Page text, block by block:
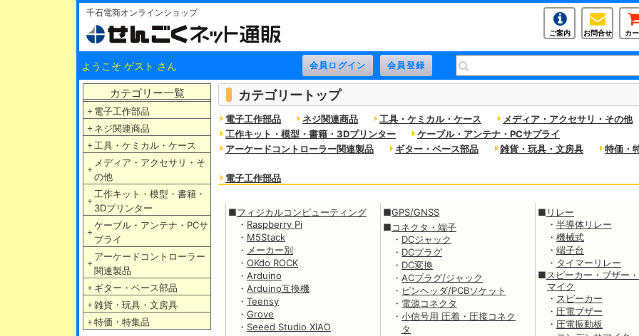
千石電商オンラインショップ
ご案内 お問合せ カ
ようこそ ゲスト さん
カテゴリー一覧
＋ 電子工作部品
＋ ネジ関連商品
＋ 工具・ケミカル・ケース
＋
メディア・アクセサリ・そ
の他
＋
工作キット・模型・書籍・
3Dプリンター
＋
ケーブル・アンテナ・PCサ
プライ
＋
アーケードコントローラー
関連製品
＋ ギター・ベース部品
＋ 雑貨・玩具・文房具
＋ 特価・特集品
カテゴリートップ
電子工作部品 ネジ関連商品 工具・ケミカル・ケース
メディア・アクセサリ・その他
工作キット・模型・書籍・3Dプリンター
ケーブル・アンテナ・PCサプライ
アーケードコントローラー関連製品
ギター・ベース部品 雑貨・玩具・文房具 特価・
電子工作部品
■フィジカルコンピューティング
・ Raspberry Pi
・ M5Stack
・ メーカー別
・ OKdo ROCK
・ Arduino
・ Arduino互換機
・ Teensy
・ Grove
・ Seeed Studio XIAO
■GPS/GNSS
■コネクタ・端子
・ DCジャック
・ DCプラグ
・ DC変換
・ ACプラグ/ジャック
・ ピンヘッダ/PCBソケット
・ 電源コネクタ
・ 小信号用 圧着・圧接コネク
タ
■ リレー
・ 半導体リレー
・ 機械式
・ 端子台
・ タイマーリレー
■スピーカー・ブザー
マイク
・ スピーカー
・ 圧電ブザー
・ 圧電振動板